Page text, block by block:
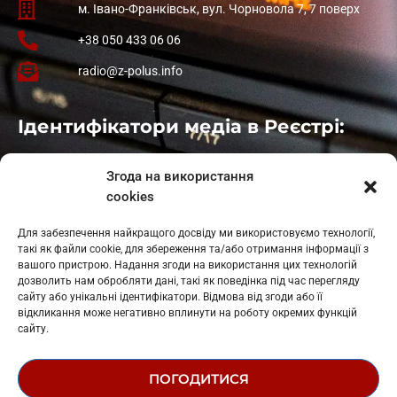
Згода на використання
cookies
Для забезпечення найкращого досвіду ми використовуємо технології,
такі як файли cookie, для збереження та/або отримання інформації з
вашого пристрою. Надання згоди на використання цих технологій
дозволить нам обробляти дані, такі як поведінка під час перегляду
сайту або унікальні ідентифікатори. Відмова від згоди або її
відкликання може негативно вплинути на роботу окремих функцій
сайту.
ПОГОДИТИСЯ
м. Івано-Франківськ, вул. Чорновола 7, 7 поверх
+38 050 433 06 06
radio@z-polus.info
Ідентифікатори медіа в Реєстрі:
: L11-01410
: L11-01801
Косів: L11-01805
Гарасимів: L11-02274